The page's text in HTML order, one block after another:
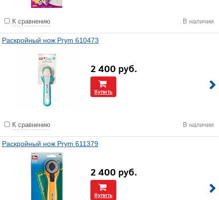
К сравнению В наличии
Раскройный нож Prym 610473
2 400 руб.
Купить
К сравнению В наличии
Раскройный нож Prym 611379
2 400 руб.
Купить